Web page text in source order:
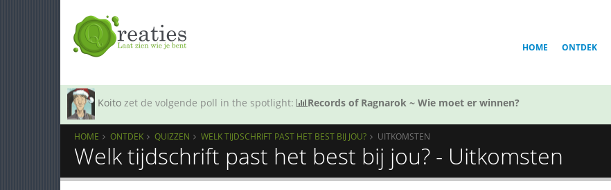
HOME ONTDEK
Koito zet de volgende poll in the spotlight: Records of Ragnarok ~ Wie moet er winnen?
HOME ONTDEK QUIZZEN WELK TIJDSCHRIFT PAST HET BEST BIJ JOU? UITKOMSTEN
Welk tijdschrift past het best bij jou? - Uitkomsten